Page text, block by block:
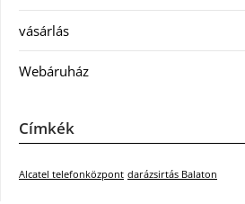
vásárlás
Webáruház
Címkék
Alcatel telefonközpont darázsirtás Balaton